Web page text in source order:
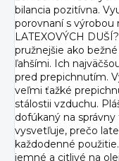
bilancia pozitívna.
porovnaní s výrobou
LATEXOVÝCH
pružnejšie ako
ľahšími. Ich
pred prepichnutím.
veľmi ťažké
stálostii vzduchu.
dofúkaný na
vysvetľuje, prečo
každodenné
jemné a citlivé na